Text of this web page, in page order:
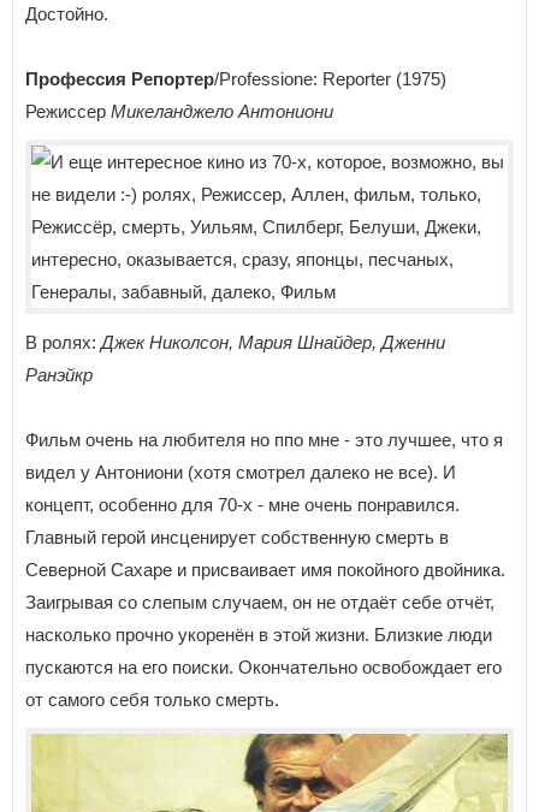
Достойно.
Профессия Репортер/Professione: Reporter (1975)
Режиссер Микеланджело Антониони
В ролях: Джек Николсон, Мария Шнайдер, Дженни
Ранэйкр
Фильм очень на любителя но ппо мне - это лучшее, что я
видел у Антониони (хотя смотрел далеко не все). И
концепт, особенно для 70-х - мне очень понравился.
Главный герой инсценирует собственную смерть в
Северной Сахаре и присваивает имя покойного двойника.
Заигрывая со слепым случаем, он не отдаёт себе отчёт,
насколько прочно укоренён в этой жизни. Близкие люди
пускаются на его поиски. Окончательно освобождает его
от самого себя только смерть.